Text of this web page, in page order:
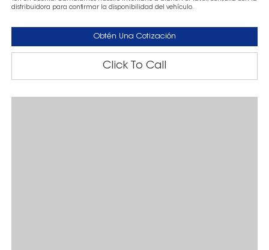
distribuidora para confirmar la disponibilidad del vehículo.
Obtén Una Cotización
Click To Call